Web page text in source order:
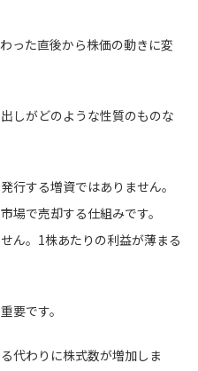
った直後から株価の動きに変
しがどのような性質のものな
行する増資ではありません。
場で売却する仕組みです。
ん。1株あたりの利益が薄まる
要です。
代わりに株式数が増加しま